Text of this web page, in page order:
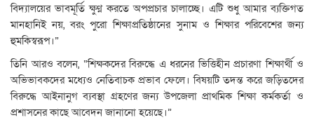
বিদ্যালয়ের ভাবমূর্তি ক্ষুণ্ন করতে অপপ্রচার চালাচ্ছে। এটি শুধু আমার ব্যক্তিগত
মানহানিই নয়, বরং পুরো শিক্ষাপ্রতিষ্ঠানের সুনাম ও শিক্ষার পরিবেশের জন্য
হুমকিস্বরূপ।”
তিনি আরও বলেন, “শিক্ষকদের বিরুদ্ধে এ ধরনের ভিত্তিহীন প্রচারণা শিক্ষার্থী ও
অভিভাবকদের মধ্যেও নেতিবাচক প্রভাব ফেলে। বিষয়টি তদন্ত করে জড়িতদের
বিরুদ্ধে আইনানুগ ব্যবস্থা গ্রহণের জন্য উপজেলা প্রাথমিক শিক্ষা কর্মকর্তা ও
প্রশাসনের কাছে আবেদন জানানো হয়েছে।”